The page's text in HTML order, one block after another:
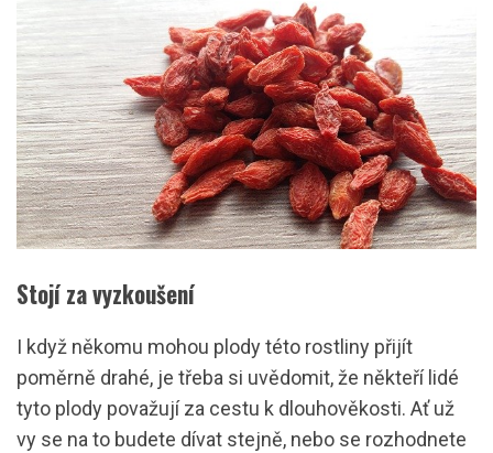
Stojí za vyzkoušení
I když někomu mohou plody této rostliny přijít
poměrně drahé, je třeba si uvědomit, že někteří lidé
tyto plody považují za cestu k dlouhověkosti. Ať už
vy se na to budete dívat stejně, nebo se rozhodnete